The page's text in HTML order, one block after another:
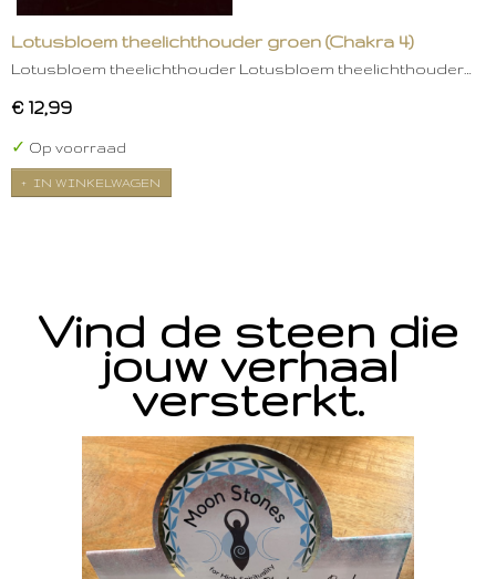
Lotusbloem theelichthouder groen (Chakra 4)
Lotusbloem theelichthouder Lotusbloem theelichthouder…
€ 12,99
✓ Op voorraad
IN WINKELWAGEN
Vind de steen die
jouw verhaal
versterkt.